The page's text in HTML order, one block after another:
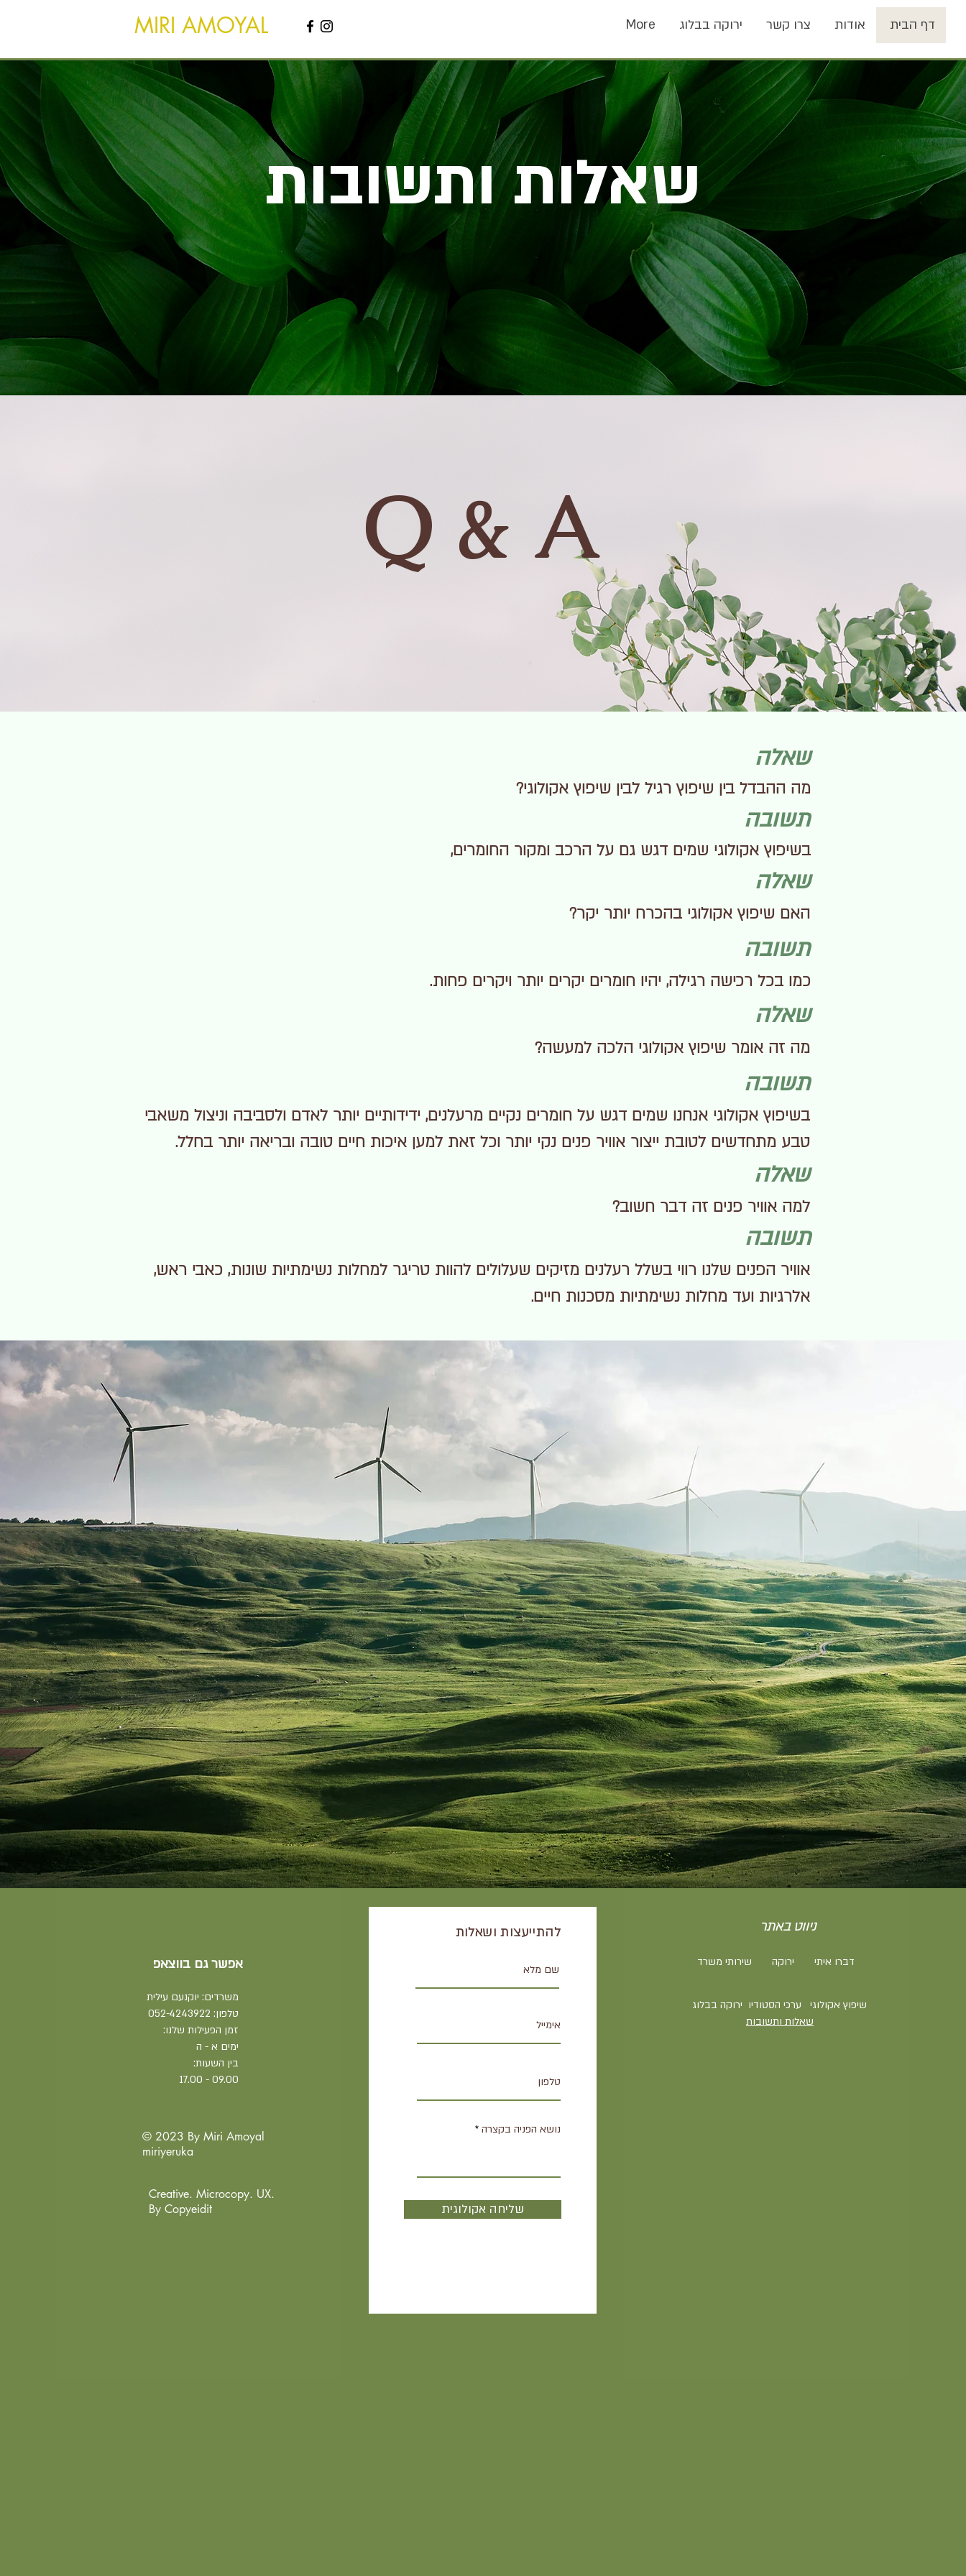
MIRI AMOYAL דף הבית אודות צרו קשר ירוקה בבלוג More
שאלות ותשובות
Q & A
שאלה
מה ההבדל בין שיפוץ רגיל לבין שיפוץ אקולוגי?
תשובה
בשיפוץ אקולוגי שמים דגש גם על הרכב ומקור החומרים,
שאלה
האם שיפוץ אקולוגי בהכרח יותר יקר?
תשובה
כמו בכל רכישה רגילה, יהיו חומרים יקרים יותר ויקרים פחות.
שאלה
מה זה אומר שיפוץ אקולוגי הלכה למעשה?
תשובה
בשיפוץ אקולוגי אנחנו שמים דגש על חומרים נקיים מרעלנים, ידידותיים יותר לאדם ולסביבה וניצול משאבי
טבע מתחדשים לטובת ייצור אוויר פנים נקי יותר וכל זאת למען איכות חיים טובה ובריאה יותר בחלל.
שאלה
למה אוויר פנים זה דבר חשוב?
תשובה
אוויר הפנים שלנו רווי בשלל רעלנים מזיקים שעלולים להוות טריגר למחלות נשימתיות שונות, כאבי ראש,
אלרגיות ועד מחלות נשימתיות מסכנות חיים.
אפשר גם בווצאפ
משרדים: יוקנעם עילית
טלפון: 052-4243922
זמן הפעילות שלנו:
ימים א - ה
בין השעות:
09.00 - 17.00
© 2023 By Miri Amoyal
miriyeruka
Creative. Microcopy. UX.
By Copyeidit
להתייעצות ושאלות
נושא הפניה בקצרה
שליחה אקולוגית
ניווט באתר
דברו איתי ירוקה שירותי משרד
שיפוץ אקולוגי ערכי הסטודיו ירוקה בבלוג
שאלות ותשובות